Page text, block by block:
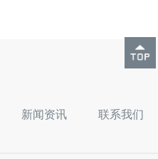
新闻资讯 联系我们